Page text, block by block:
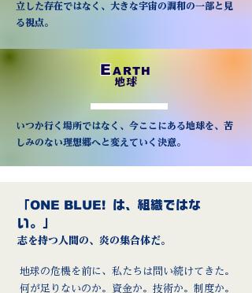
立した存在ではなく、大きな宇宙の調和の一部と見
る視点。
EARTH
地球
いつか行く場所ではなく、今ここにある地球を、苦
しみのない理想郷へと変えていく決意。
「ONE BLUE! は、組織ではな
い。」
志を持つ人間の、炎の集合体だ。
地球の危機を前に、私たちは問い続けてきた。
何が足りないのか。資金か。技術か。制度か。